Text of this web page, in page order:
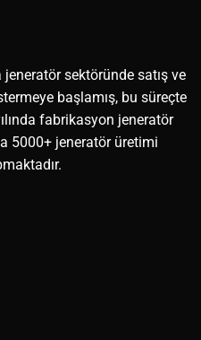
jeneratör sektöründe satış ve
başlamış, bu süreçte
fabrikasyon jeneratör
5000+ jeneratör üretimi